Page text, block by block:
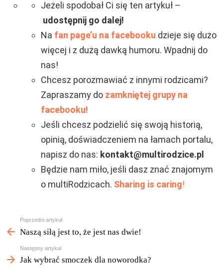
Jeżeli spodobał Ci się ten artykuł –
udostępnij go dalej!
Na fan page’u na facebooku dzieje się dużo
więcej i z dużą dawką humoru. Wpadnij do
nas!
Chcesz porozmawiać z innymi rodzicami?
Zapraszamy do zamkniętej grupy na
facebooku!
Jeśli chcesz podzielić się swoją historią,
opinią, doświadczeniem na łamach portalu,
napisz do nas: kontakt@multirodzice.pl
Będzie nam miło, jeśli dasz znać znajomym
o multiRodzicach. Sharing is caring!
Zobacz
więcej
Poprzedni artykuł
Naszą siłą jest to, że jest nas dwie!
Następny artykuł
Jak wybrać smoczek dla noworodka?